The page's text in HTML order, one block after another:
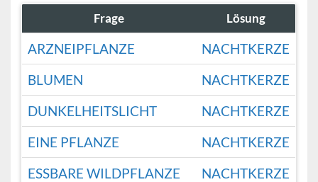
Frage Lösung
ARZNEIPFLANZE
NACHTKERZE
BLUMEN
NACHTKERZE
DUNKELHEITSLICHT
NACHTKERZE
EINE PFLANZE
NACHTKERZE
ESSBARE WILDPFLANZE
NACHTKERZE